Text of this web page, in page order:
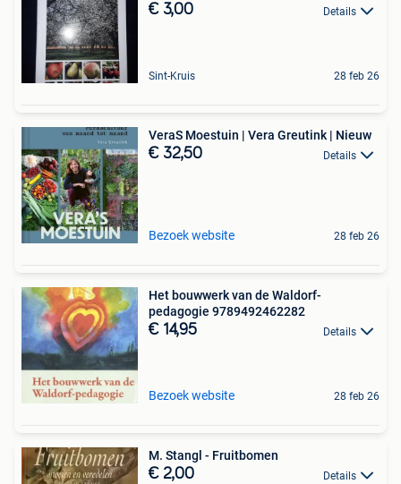
€ 3,00 Details
Sint-Kruis 28 feb 26
VeraS Moestuin | Vera Greutink | Nieuw
€ 32,50 Details
Bezoek website 28 feb 26
Het bouwwerk van de Waldorf-
pedagogie 9789492462282
€ 14,95 Details
Bezoek website 28 feb 26
M. Stangl - Fruitbomen
€ 2,00 Details